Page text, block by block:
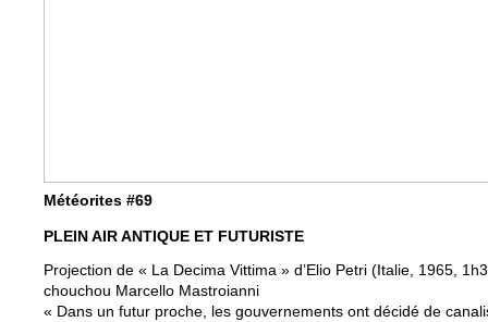
Météorites #69
PLEIN AIR ANTIQUE ET FUTURISTE
Projection de « La Decima Vittima » d’Elio Petri (Italie, 1965,
chouchou Marcello Mastroianni
« Dans un futur proche, les gouvernements ont décidé de